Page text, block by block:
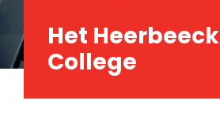
Het Heerbeeck
College